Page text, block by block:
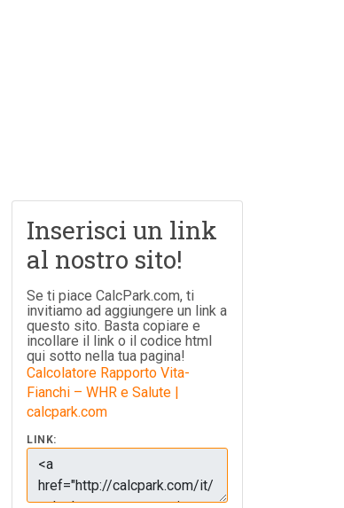
Inserisci un link
al nostro sito!
Se ti piace CalcPark.com, ti
invitiamo ad aggiungere un link a
questo sito. Basta copiare e
incollare il link o il codice html
qui sotto nella tua pagina!
Calcolatore Rapporto Vita-
Fianchi – WHR e Salute |
calcpark.com
LINK: